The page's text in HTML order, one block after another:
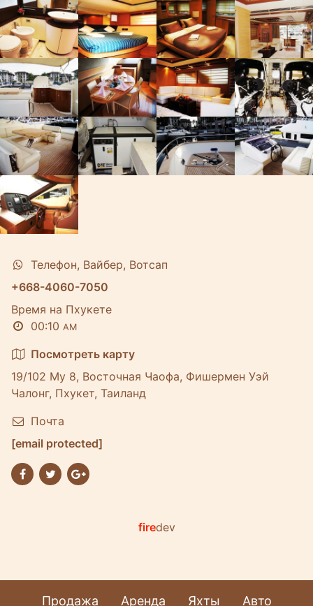
Телефон, Вайбер, Вотсап
+668-4060-7050
Время на Пхукете
00:10 AM
Посмотреть карту
19/102 Му 8, Восточная Чаофа, Фишермен Уэй
Чалонг, Пхукет, Таиланд
Почта
[email protected]
firedev
Продажа Аренда Яхты Авто